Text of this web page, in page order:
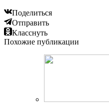
Поделиться
Отправить
Класснуть
Похожие публикации